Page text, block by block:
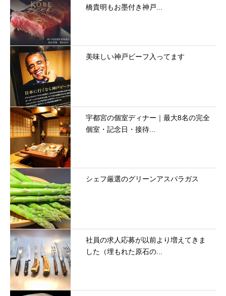
橋貴明もお墨付き神戸...
美味しい神戸ビーフ入ってます
宇都宮の個室ディナー｜最大8名の完全
個室・記念日・接待...
シェフ厳選のグリーンアスパラガス
社員の求人応募が以前より増えてきま
した（埋もれた原石の...